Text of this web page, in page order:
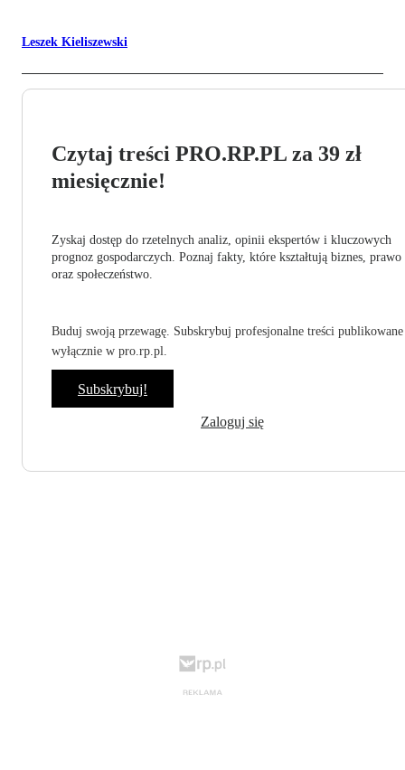
Leszek Kieliszewski
Czytaj treści PRO.RP.PL za 39 zł
miesięcznie!
Zyskaj dostęp do rzetelnych analiz, opinii ekspertów i kluczowych
prognoz gospodarczych. Poznaj fakty, które kształtują biznes, prawo
oraz społeczeństwo.
Buduj swoją przewagę. Subskrybuj profesjonalne treści publikowane
wyłącznie w pro.rp.pl.
Subskrybuj!
Zaloguj się